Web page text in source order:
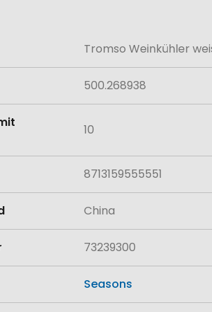
Tromso Weinkühler
500.268938
10
8713159555551
China
73239300
Seasons